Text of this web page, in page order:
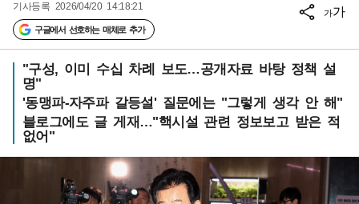
기사등록 2026/04/20 14:18:21
구글에서 선호하는 매체로 추가
가가
"구성, 이미 수십 차례 보도…공개자료 바탕 정책 설
명"
'동맹파-자주파 갈등설' 질문에는 "그렇게 생각 안 해"
블로그에도 글 게재…"핵시설 관련 정보보고 받은 적
없어"